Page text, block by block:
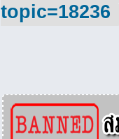
topic=18236